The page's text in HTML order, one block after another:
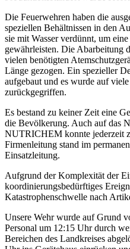
Die Feuerwehren haben die
speziellen Behältnissen in den
sie mit Wasser verdünnt, um
gewährleisten. Die Abarbeitung
vielen benötigten
Länge gezogen. Ein spezieller
aufgebaut und es wurde auf
zurückgegriffen.
Es bestand zu keiner Zeit eine
die Bevölkerung. Auch auf das
NUTRICHEM konnte jederzeit
Firmenleitung stand im
Einsatzleitung.
Aufgrund der Komplexität der
koordinierungsbedürftiges
Katastrophenschwelle nach
Unsere Wehr wurde auf Grund
Personal um 12:15 Uhr durch
Bereichen des Landkreises